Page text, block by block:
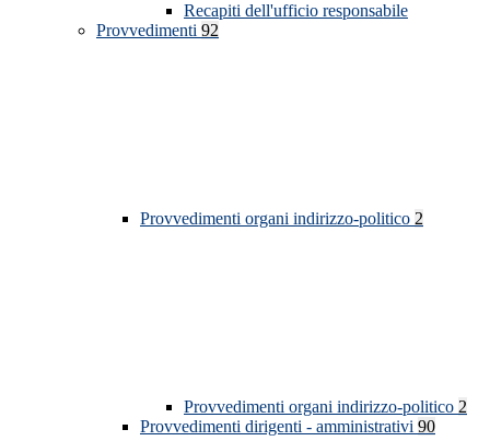
Recapiti dell'ufficio responsabile
Provvedimenti 92
Provvedimenti organi indirizzo-politico 2
Provvedimenti organi indirizzo-politico 2
Provvedimenti dirigenti - amministrativi 90